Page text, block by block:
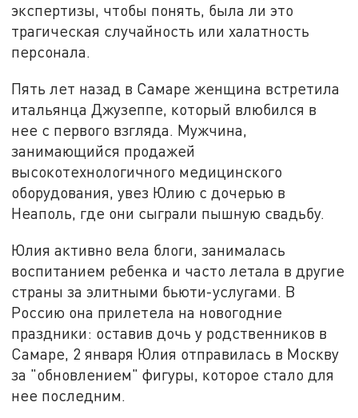
экспертизы, чтобы понять, была ли это
трагическая случайность или халатность
персонала.
Пять лет назад в Самаре женщина встретила
итальянца Джузеппе, который влюбился в
нее с первого взгляда. Мужчина,
занимающийся продажей
высокотехнологичного медицинского
оборудования, увез Юлию с дочерью в
Неаполь, где они сыграли пышную свадьбу.
Юлия активно вела блоги, занималась
воспитанием ребенка и часто летала в другие
страны за элитными бьюти-услугами. В
Россию она прилетела на новогодние
праздники: оставив дочь у родственников в
Самаре, 2 января Юлия отправилась в Москву
за "обновлением" фигуры, которое стало для
нее последним.